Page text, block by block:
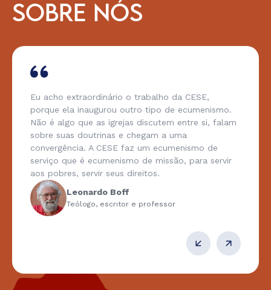
SOBRE NÓS
Eu acho extraordinário o trabalho da CESE,
porque ela inaugurou outro tipo de ecumenismo.
Não é algo que as igrejas discutem entre si, falam
sobre suas doutrinas e chegam a uma
convergência. A CESE faz um ecumenismo de
serviço que é ecumenismo de missão, para servir
aos pobres, servir seus direitos.
Leonardo Boff
Teólogo, escritor e professor